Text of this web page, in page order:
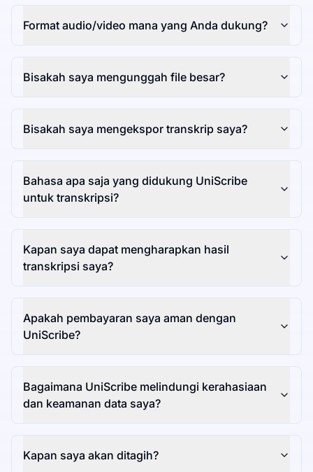
Format audio/video mana yang Anda dukung?
Bisakah saya mengunggah file besar?
Bisakah saya mengekspor transkrip saya?
Bahasa apa saja yang didukung UniScribe
untuk transkripsi?
Kapan saya dapat mengharapkan hasil
transkripsi saya?
Apakah pembayaran saya aman dengan
UniScribe?
Bagaimana UniScribe melindungi kerahasiaan
dan keamanan data saya?
Kapan saya akan ditagih?